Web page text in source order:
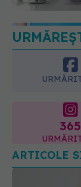
365
ARTICOLE